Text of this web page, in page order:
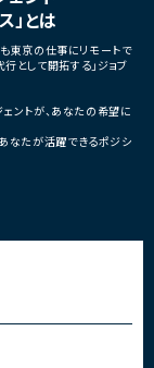
」とは
東京の仕事にリモートで
として開拓する」ジョブ
ントが、あなたの希望に
なたが活躍できるポジシ